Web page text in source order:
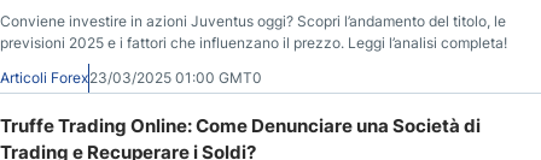
Conviene investire in azioni Juventus oggi? Scopri l’andamento del titolo, le
previsioni 2025 e i fattori che influenzano il prezzo. Leggi l’analisi completa!
Articoli Forex23/03/2025 01:00 GMT0
Truffe Trading Online: Come Denunciare una Società di
Trading e Recuperare i Soldi?